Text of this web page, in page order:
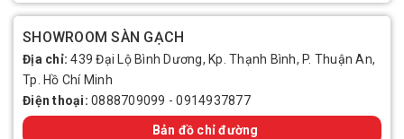
SHOWROOM SÀN GẠCH
Địa chỉ:439 Đại Lộ Bình Dương, Kp. Thạnh Bình, P. Thuận An,
Tp. Hồ Chí Minh
Điện thoại: 0888709099 -0914937877
Bản đồ chỉ đường